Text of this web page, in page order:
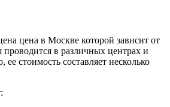
цена в Москве которой зависит от
проводится в различных центрах и
стоимость составляет несколько